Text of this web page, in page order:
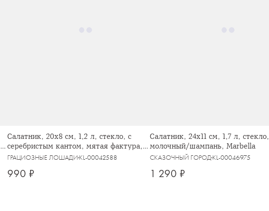
Салатник, 20х8 см, 1,2 л, стекло, с
серебристым кантом, мятая фактура,
Piano
ГРАЦИОЗНЫЕ ЛОШАДИ KL-00042588
990 ₽
Салатник, 24х11 см, 1,7 л, стекло,
молочный/шампань, Marbella
СКАЗОЧНЫЙ ГОРОДKL-00046975
1 290 ₽